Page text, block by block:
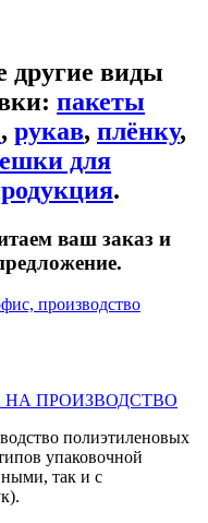
виды
пакеты
, рукав, плёнку,
для
.
ваш заказ и
производство
НА ПРОИЗВОДСТВО
полиэтиленовых
упаковочной
так и с